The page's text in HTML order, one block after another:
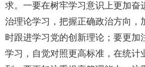
求。一要在树牢学习意识上更加奋
治理论学习，把握正确政治方向，
时跟进学习党的创新理论；要更加
学习，自觉对照更高标准，在统计